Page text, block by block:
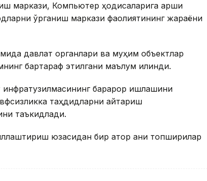
маркази, Компьютер ҳодисаларига қарши
ўрганиш маркази фаолиятининг жараёни
давлат органлари ва муҳим объектлар
бартараф этилгани маълум қилинди.
барқарор ишлашини
таҳдидларни қайтариш
таъкидлади.
юзасидан бир қатор аниқ топшириқлар